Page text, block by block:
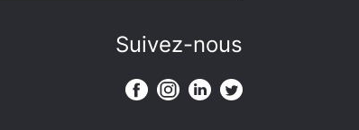
Suivez-nous